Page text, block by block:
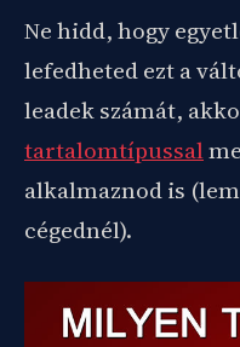
Ne hidd, hogy
lefedheted ezt a
leadek számát,
tartalomtípussal
alkalmaznod is
cégednél).